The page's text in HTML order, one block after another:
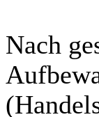
Nach